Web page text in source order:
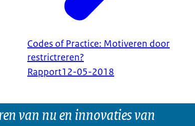
Codes of Practice: Motiveren door
restrictreren?
Rapport12-05-2018
van nu en innovaties van